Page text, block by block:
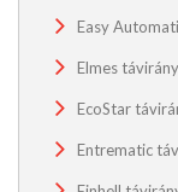
Easy
Elmes
EcoStar
Entrematic